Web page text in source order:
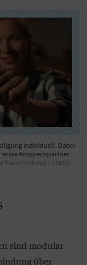
individuell. Dabei
erste Ansprechpartner
Kaveshnikova / Alamy
sind modular
über